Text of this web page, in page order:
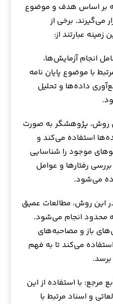
بر اساس هدف و موضوع
می‌گیرند. برخی از
عبارتند از:
انجام آزمایش‌ها،
با موضوع پایان نامه
داده‌ها و تحلیل
روش، پژوهشگر به صورت
استفاده می‌کند و
موجود را شناسایی
رفتارها و عوامل
می‌شود.
این روش، مطالعات عمیق
محدود انجام می‌شود.
باز و مصاحبه‌های
می‌کند تا به فهم
برسد.
مرجع: با استفاده از این
و اسناد مرتبط با